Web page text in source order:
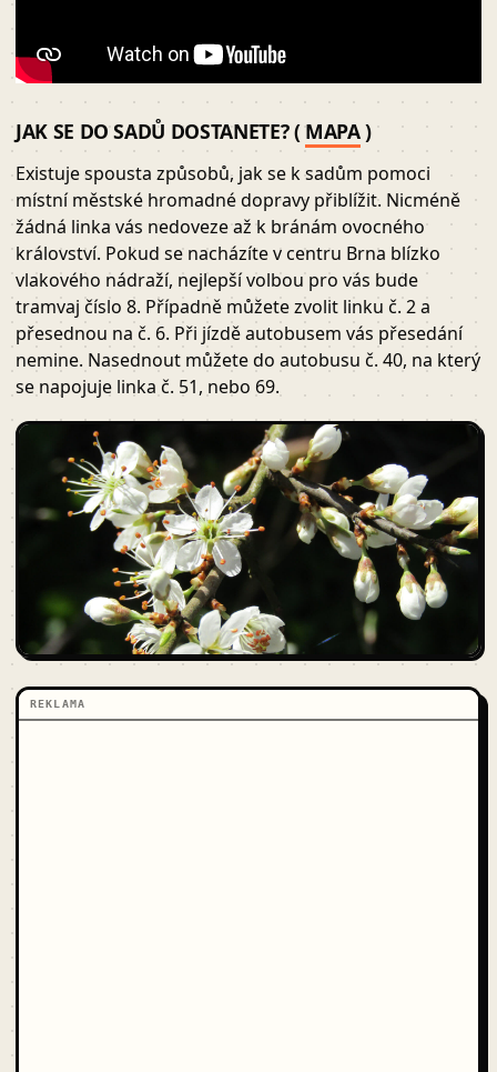
JAK SE DO SADŮ DOSTANETE? (MAPA)
Existuje spousta způsobů, jak se k sadům pomoci
místní městské hromadné dopravy přiblížit. Nicméně
žádná linka vás nedoveze až k bránám ovocného
království. Pokud se nacházíte v centru Brna blízko
vlakového nádraží, nejlepší volbou pro vás bude
tramvaj číslo 8. Případně můžete zvolit linku č. 2 a
přesednou na č. 6. Při jízdě autobusem vás přesedání
nemine. Nasednout můžete do autobusu č. 40, na který
se napojuje linka č. 51, nebo 69.
REKLAMA